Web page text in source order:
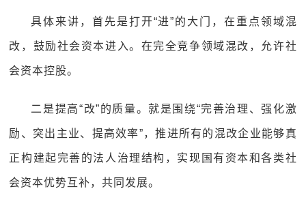
具体来讲，首先是打开“进”的大门，在重点领域混
改，鼓励社会资本进入。在完全竞争领域混改，允许社
会资本控股。
二是提高“改”的质量。就是围绕“完善治理、强化激
励、突出主业、提高效率”，推进所有的混改企业能够真
正构建起完善的法人治理结构，实现国有资本和各类社
会资本优势互补，共同发展。